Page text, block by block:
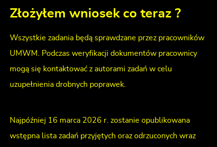
Złożyłem wniosek co teraz ?
Wszystkie zadania będą sprawdzane przez pracowników
UMWM. Podczas weryfikacji dokumentów pracownicy
mogą się kontaktować z autorami zadań w celu
uzupełnienia drobnych poprawek.
Najpóźniej 16 marca 2026 r. zostanie opublikowana
wstępna lista zadań przyjętych oraz odrzuconych wraz